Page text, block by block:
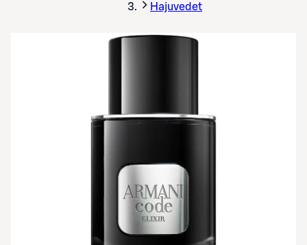
Hajuvedet
Avaa tuotekuva suurennettuna